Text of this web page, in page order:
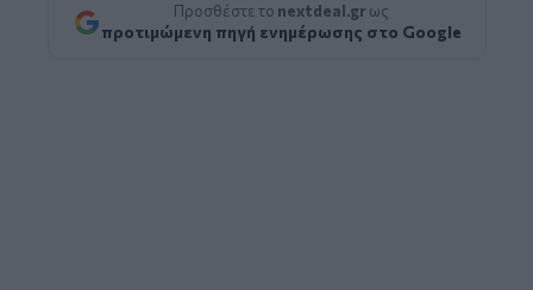
Προσθέστε το nextdeal.gr ως
προτιμώμενη πηγή ενημέρωσης στο Google